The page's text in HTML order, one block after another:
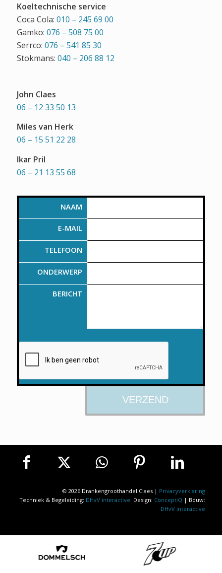
Koeltechnische service
Coca Cola: 010 – 245 69 00
Gamko: 076 – 508 75 00
Serrco: 076 – 541 85 30
Stokmans: 040 – 206 88 12
John Claes
06 – 12 33 50 13
Miles van Herk
06 – 15 51 22 28
Ikar Pril
06 – 21 13 55 68
NAAM
E-MAIL
TELEFOON
ONDERWERP
BERICHT
© 2026 Drankengroothandel Claes | Privacyverklaring
Techniek & Begeleiding: DHvV interactive Design: ConceptiQ | Bouw:
DHvV interactive